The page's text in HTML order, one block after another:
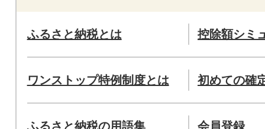
ふるさと納税とは 控除額シミ
ワンストップ特例制度とは 初めての確
ふるさと納税の用語集 会員登録